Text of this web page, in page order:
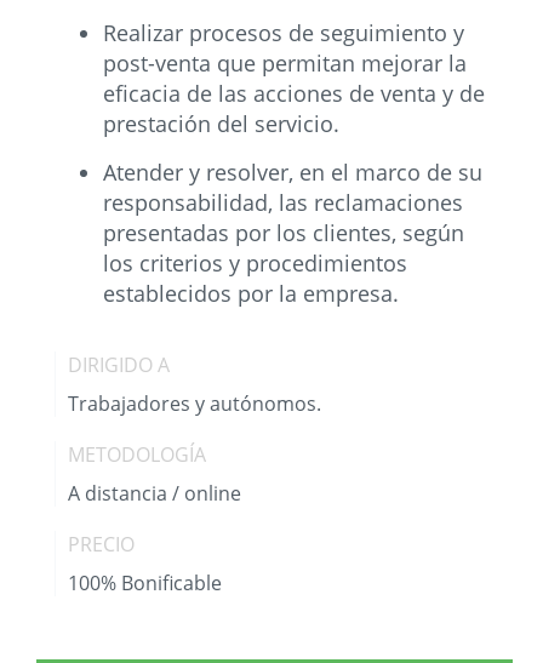
Realizar procesos de seguimiento y
post-venta que permitan mejorar la
eficacia de las acciones de venta y de
prestación del servicio.
Atender y resolver, en el marco de su
responsabilidad, las reclamaciones
presentadas por los clientes, según
los criterios y procedimientos
establecidos por la empresa.
DIRIGIDO A
Trabajadores y autónomos.
METODOLOGÍA
A distancia / online
PRECIO
100% Bonificable